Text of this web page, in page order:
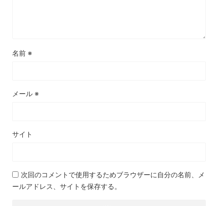
名前 ※
メール ※
サイト
次回のコメントで使用するためブラウザーに自分の名前、メ
ールアドレス、サイトを保存する。